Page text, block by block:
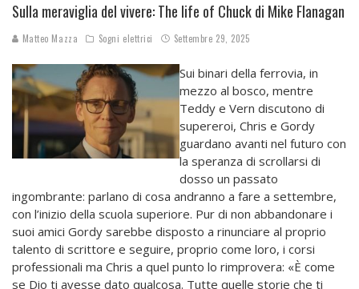
Sulla meraviglia del vivere: The life of Chuck di Mike Flanagan
Matteo Mazza Sogni elettrici Settembre 29, 2025
Sui binari della ferrovia, in
mezzo al bosco, mentre
Teddy e Vern discutono di
supereroi, Chris e Gordy
guardano avanti nel futuro con
la speranza di scrollarsi di
dosso un passato
ingombrante: parlano di cosa andranno a fare a settembre,
con l’inizio della scuola superiore. Pur di non abbandonare i
suoi amici Gordy sarebbe disposto a rinunciare al proprio
talento di scrittore e seguire, proprio come loro, i corsi
professionali ma Chris a quel punto lo rimprovera: «È come
se Dio ti avesse dato qualcosa. Tutte quelle storie che ti